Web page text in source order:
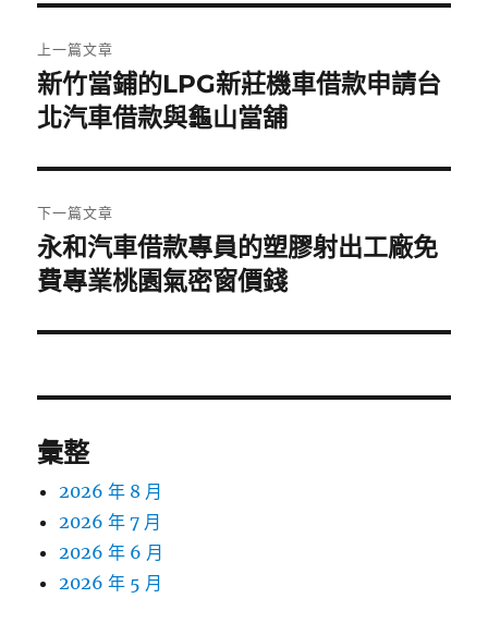
章
導
覽
上一篇文章
上
一
文
章:
新竹當鋪的LPG新莊機車借款申請台
北汽車借款與龜山當舖
下一篇文章
下
一
文
永和汽車借款專員的塑膠射出工廠免
費專業桃園氣密窗價錢
彙整
2026 年 8 月
2026 年 7 月
2026 年 6 月
2026 年 5 月